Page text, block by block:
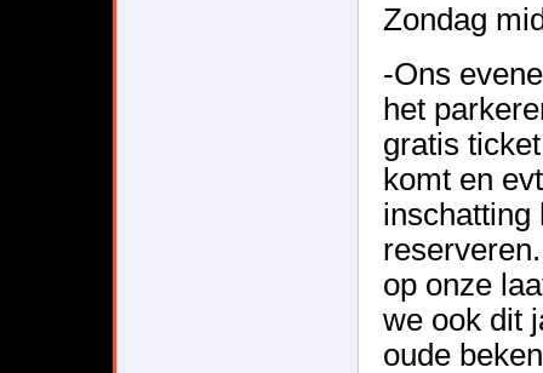
Zondag
-Ons
het
gratis
komt en
inschatting
op onze
we ook dit
oude